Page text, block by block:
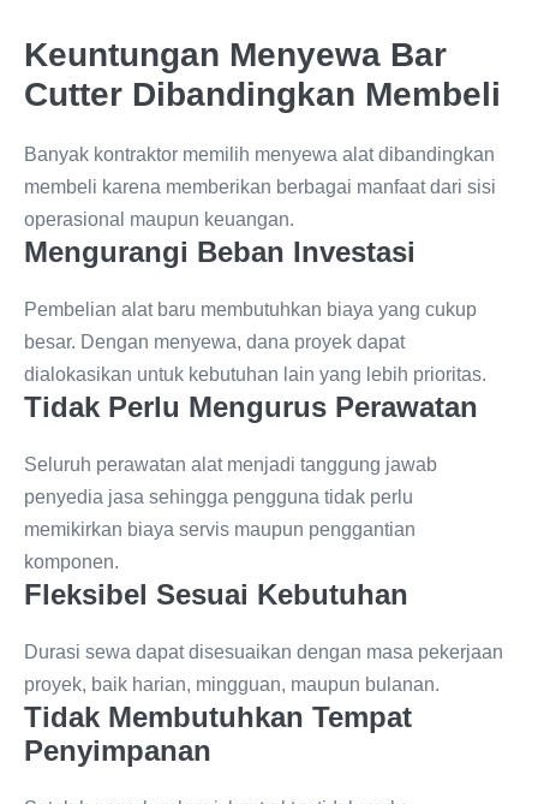
Keuntungan Menyewa Bar
Cutter Dibandingkan Membeli
Banyak kontraktor memilih menyewa alat dibandingkan
membeli karena memberikan berbagai manfaat dari sisi
operasional maupun keuangan.
Mengurangi Beban Investasi
Pembelian alat baru membutuhkan biaya yang cukup
besar. Dengan menyewa, dana proyek dapat
dialokasikan untuk kebutuhan lain yang lebih prioritas.
Tidak Perlu Mengurus Perawatan
Seluruh perawatan alat menjadi tanggung jawab
penyedia jasa sehingga pengguna tidak perlu
memikirkan biaya servis maupun penggantian
komponen.
Fleksibel Sesuai Kebutuhan
Durasi sewa dapat disesuaikan dengan masa pekerjaan
proyek, baik harian, mingguan, maupun bulanan.
Tidak Membutuhkan Tempat
Penyimpanan